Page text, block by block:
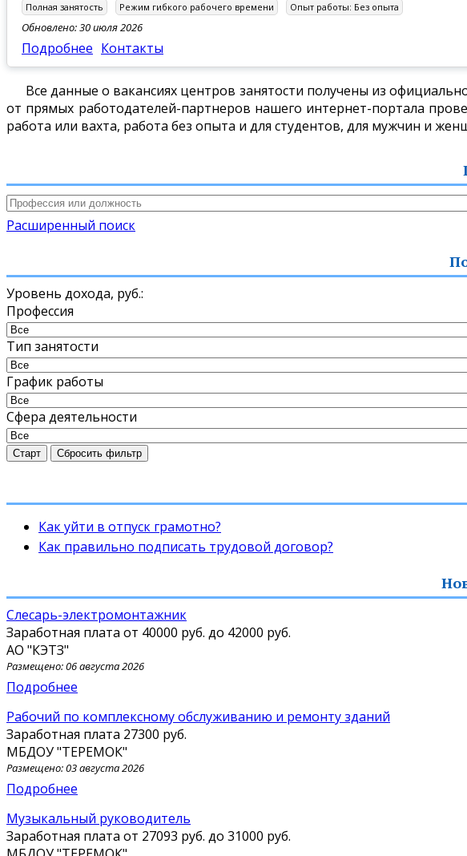
Полная занятость Режим гибкого рабочего времени Опыт работы: Без опыта
Обновлено: 30 июля 2026
Подробнее Контакты
Все данные о вакансиях центров занятости получены из
от прямых работодателей-партнеров нашего интернет-портала
работа или вахта, работа без опыта и для студентов, для мужчин и
Расширенный поиск
Уровень дохода, руб.:
Профессия
Тип занятости
График работы
Сфера деятельности
Старт Сбросить фильтр
Как уйти в отпуск грамотно?
Как правильно подписать трудовой договор?
слесарь-электромонтажник
Заработная плата от 40000 руб. до 42000 руб.
АО "КЭТЗ"
Размещено: 06 августа 2026
Подробнее
Рабочий по комплексному обслуживанию и ремонту зданий
Заработная плата 27300 руб.
МБДОУ "ТЕРЕМОК"
Размещено: 03 августа 2026
Подробнее
Музыкальный руководитель
Заработная плата от 27093 руб. до 31000 руб.